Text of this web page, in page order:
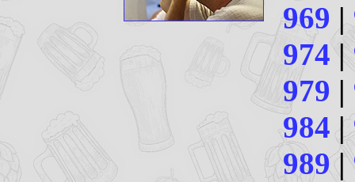
969 |
974|
979 |
984 |
989|